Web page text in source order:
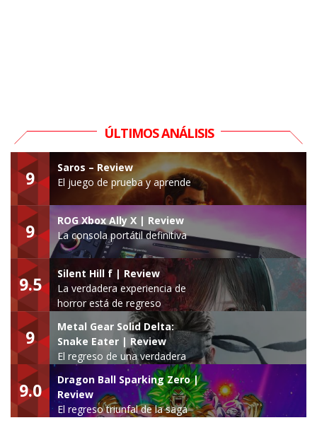
ÚLTIMOS ANÁLISIS
9
Saros – Review
El juego de prueba y aprende
9
ROG Xbox Ally X | Review
La consola portátil definitiva
9.5
Silent Hill f | Review
La verdadera experiencia de
horror está de regreso
9
Metal Gear Solid Delta:
Snake Eater | Review
El regreso de una verdadera
leyenda
9.0
Dragon Ball Sparking Zero |
Review
El regreso triunfal de la saga